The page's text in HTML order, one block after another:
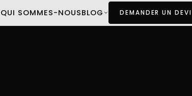
QUI SOMMES-NOUSBLOG DEMANDER UN